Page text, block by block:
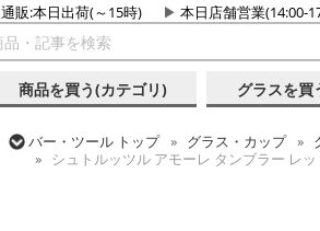
通販:本日出荷(～15時) 本日店舗営業(14:00-
商品を買う(カテゴリ) グラスを買
バー・ツール トップ グラス・カップ
シュトルッツル アモーレ タンブラー レ